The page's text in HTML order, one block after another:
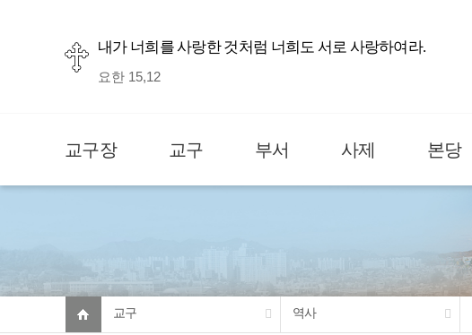
내가 너희를 사랑한 것처럼 너희도 서로 사랑하여라.
요한 15,12
교구장 교구 부서 사제 본당
교구 역사